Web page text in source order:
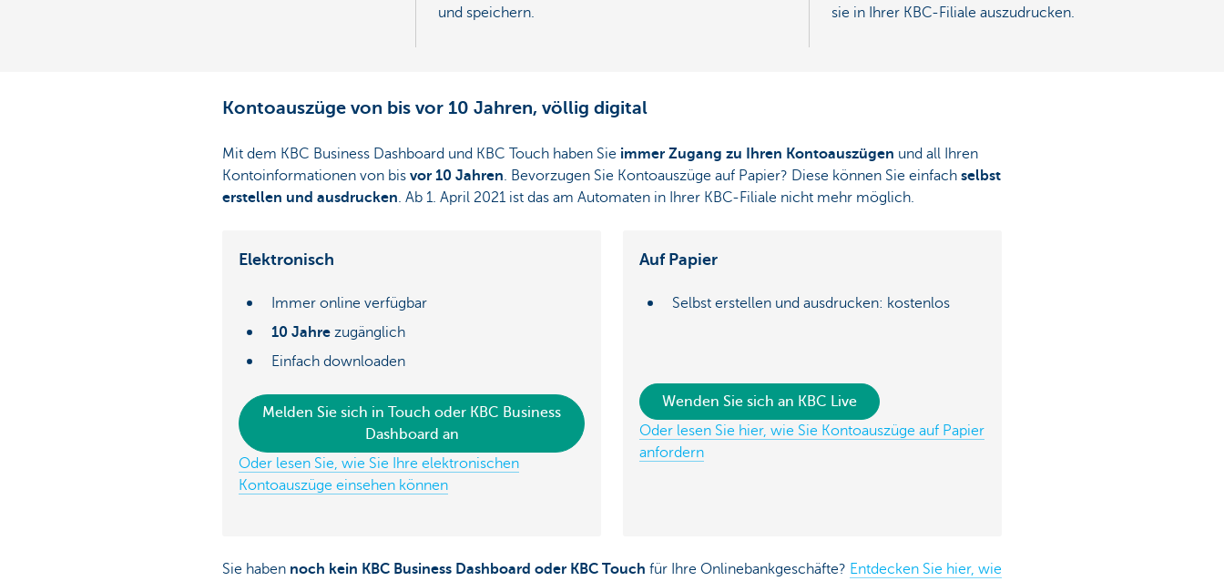
und speichern.
sie in Ihrer KBC-Filiale auszudrucken.
Kontoauszüge von bis vor 10 Jahren, völlig digital
Mit dem KBC Business Dashboard und KBC Touch haben Sie immer Zugang zu Ihren Kontoauszügen und all Ihren
Kontoinformationen von bis vor 10 Jahren. Bevorzugen Sie Kontoauszüge auf Papier? Diese können Sie einfach selbst
erstellen und ausdrucken. Ab 1. April 2021 ist das am Automaten in Ihrer KBC-Filiale nicht mehr möglich.
Elektronisch
Immer online verfügbar
10 Jahre zugänglich
Einfach downloaden
Melden Sie sich in Touch oder KBC Business
Dashboard an
Oder lesen Sie, wie Sie Ihre elektronischen
Kontoauszüge einsehen können
Auf Papier
Selbst erstellen und ausdrucken: kostenlos
Wenden Sie sich an KBC Live
Oder lesen Sie hier, wie Sie Kontoauszüge auf Papier
anfordern
Sie haben noch kein KBC Business Dashboard oder KBC Touch für Ihre Onlinebankgeschäfte? Entdecken Sie hier, wie